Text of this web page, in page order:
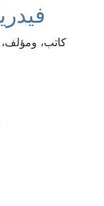
كاتب،